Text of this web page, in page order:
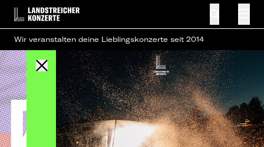
Wir veranstalten deine Lieblingskonzerte seit 2014